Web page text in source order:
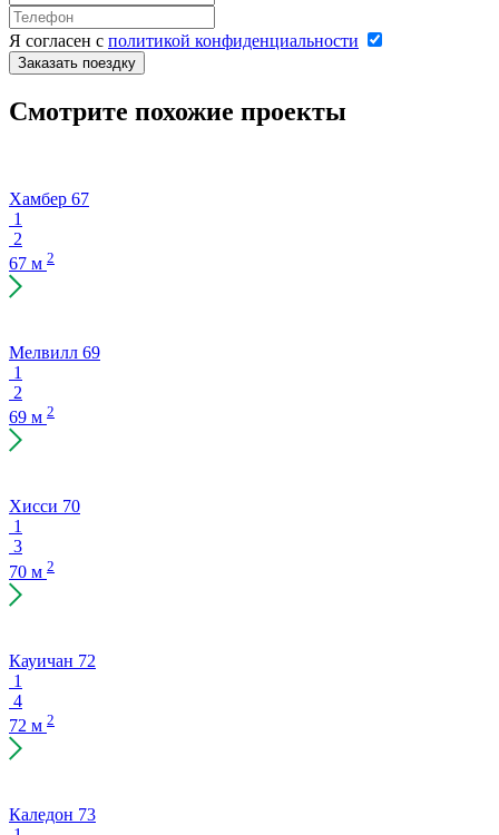
Я согласен с политикой конфиденциальности
Заказать поездку
Смотрите похожие проекты
Хамбер 67
1
2
67 м 2
Мелвилл 69
1
2
69 м 2
Хисси 70
1
3
70 м 2
Кауичан 72
1
4
72 м 2
Каледон 73